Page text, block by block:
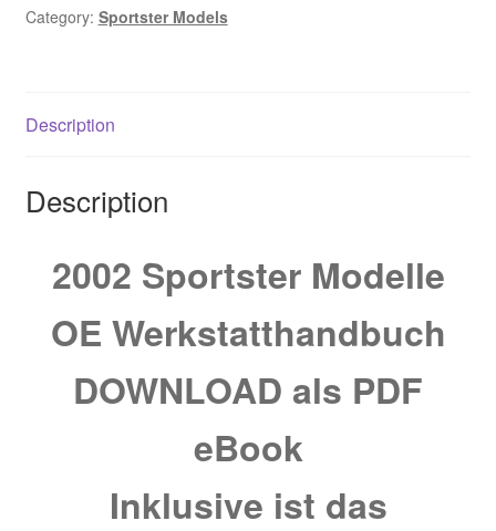
quantity
Category: Sportster Models
Description
Description
2002 Sportster Modelle
OE Werkstatthandbuch
DOWNLOAD als PDF
eBook
Inklusive ist das